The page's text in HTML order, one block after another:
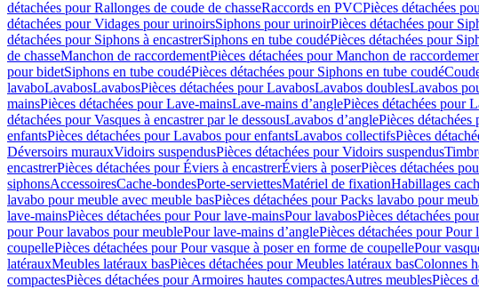
détachées pour Rallonges de coude de chasseRaccords en PVCPièces détachées
détachées pour Vidages pour urinoirsSiphons pour urinoirPièces détachées pour
détachées pour Siphons à encastrerSiphons en tube coudéPièces détachées pour
de chasseManchon de raccordementPièces détachées pour Manchon de
pour bidetSiphons en tube coudéPièces détachées pour Siphons en tube coudé
lavaboLavabosLavabosPièces détachées pour LavabosLavabos doublesLavabos
mainsPièces détachées pour Lave-mainsLave-mains d’anglePièces détachées pour
détachées pour Vasques à encastrer par le dessousLavabos d’anglePièces
enfantsPièces détachées pour Lavabos pour enfantsLavabos collectifsPièces
Déversoirs murauxVidoirs suspendusPièces détachées pour Vidoirs suspendus
encastrerPièces détachées pour Éviers à encastrerÉviers à poserPièces détachées
siphonsAccessoiresCache-bondesPorte-serviettesMatériel de fixationHabillages
lavabo pour meuble avec meuble basPièces détachées pour Packs lavabo pour
lave-mainsPièces détachées pour Pour lave-mainsPour lavabosPièces détachées
pour Pour lavabos pour meublePour lave-mains d’anglePièces détachées pour Pour
coupellePièces détachées pour Pour vasque à poser en forme de coupellePour
latérauxMeubles latéraux basPièces détachées pour Meubles latéraux basColonnes
compactesPièces détachées pour Armoires hautes compactesAutres meublesPièces